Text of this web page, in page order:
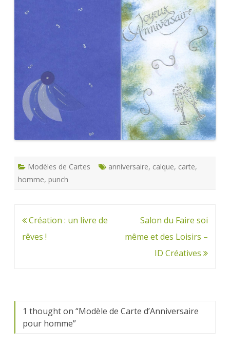
Modèles de Cartes anniversaire, calque, carte,
homme, punch
Navigation
de
Création : un livre de
rêves !
Salon du Faire soi
même et des Loisirs –
ID Créatives
1 thought on “Modèle de Carte d’Anniversaire
pour homme”